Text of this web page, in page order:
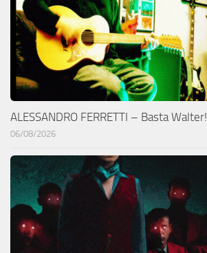
ALESSANDRO FERRETTI – Basta Walter!
06/08/2026